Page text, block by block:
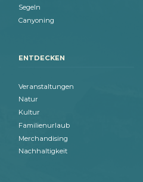
Segeln
Canyoning
ENTDECKEN
Veranstaltungen
Natur
Kultur
Familienurlaub
Merchandising
Nachhaltigkeit